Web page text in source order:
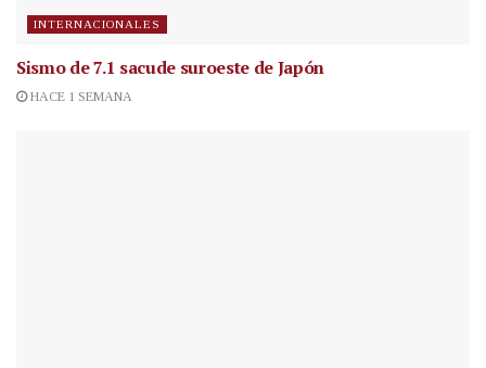
INTERNACIONALES
Sismo de 7.1 sacude suroeste de Japón
HACE 1 SEMANA